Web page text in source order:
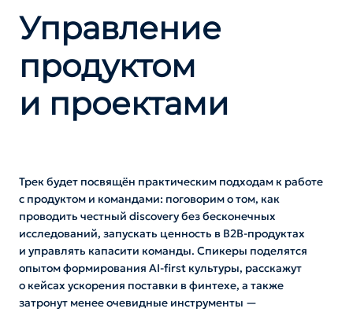
Управление
продуктом
и проектами
Трек будет посвящён практическим подходам к работе
с продуктом и командами: поговорим о том, как
проводить честный discovery без бесконечных
исследований, запускать ценность в B2B-продуктах
и управлять капасити команды. Спикеры поделятся
опытом формирования AI-first культуры, расскажут
о кейсах ускорения поставки в финтехе, а также
затронут менее очевидные инструменты —